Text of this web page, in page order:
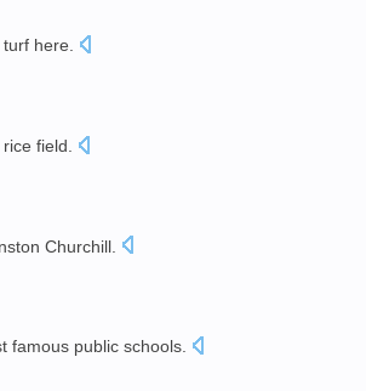
turf here
rice field
Churchill
famous public schools.